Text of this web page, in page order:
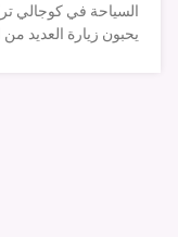
السياحة في كوجالي
يحبون زيارة العديد من